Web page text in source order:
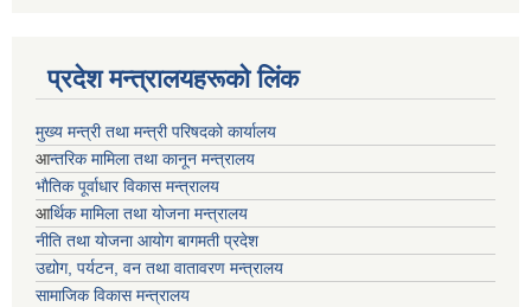
प्रदेश मन्त्रालयहरूको लिंक
मुख्य मन्त्री तथा मन्त्री परिषदको कार्यालय
आन्तरिक मामिला तथा कानून मन्त्रालय
भाैतिक पूर्वाधार विकास मन्त्रालय
आर्थिक मामिला तथा योजना मन्त्रालय
नीति तथा योजना आयोग बागमती प्रदेश
उद्योग, पर्यटन, वन तथा वातावरण मन्त्रालय
सामाजिक विकास मन्त्रालय